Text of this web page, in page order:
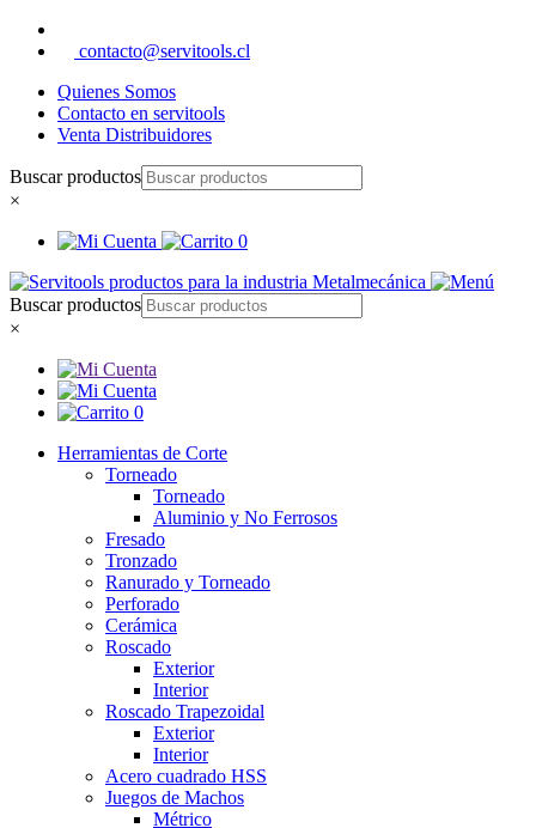
contacto@servitools.cl
Quienes Somos
Contacto en servitools
Venta Distribuidores
Buscar productos
×
0
Buscar productos
×
0
Herramientas de Corte
Torneado
Torneado
Aluminio y No Ferrosos
Fresado
Tronzado
Ranurado y Torneado
Perforado
Cerámica
Roscado
Exterior
Interior
Roscado Trapezoidal
Exterior
Interior
Acero cuadrado HSS
Juegos de Machos
Métrico